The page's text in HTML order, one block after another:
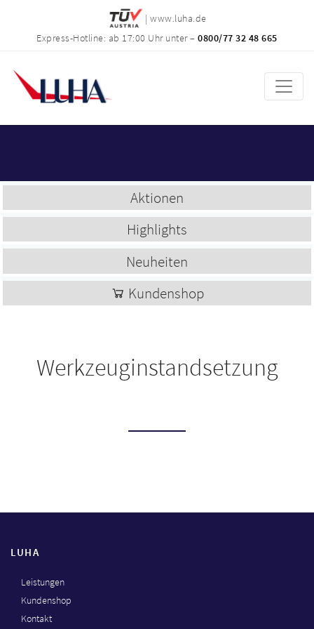
| www.luha.de
Express-Hotline: ab 17:00 Uhr unter –0800/77 32 48 665
Aktionen
Highlights
Neuheiten
Kundenshop
Werkzeuginstandsetzung
LUHA
Leistungen
Kundenshop
Kontakt